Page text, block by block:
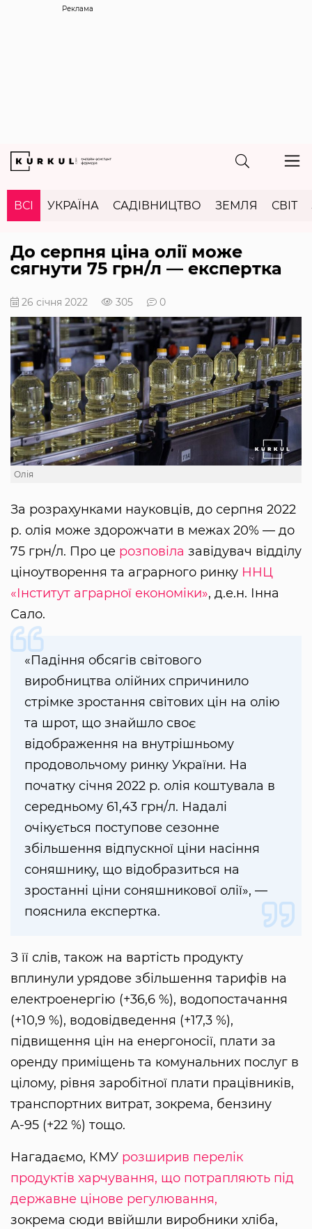
Реклама
ВСІ УКРАЇНА САДІВНИЦТВО ЗЕМЛЯ СВІТ
До серпня ціна олії може
сягнути 75 грн/л — експертка
26 січня 2022 305 0
Олія
За розрахунками науковців, до серпня 2022
р. олія може здорожчати в межах 20% — до
75 грн/л. Про це розповіла завідувач відділу
ціноутворення та аграрного ринку ННЦ
«Інститут аграрної економіки», д.е.н. Інна
Сало.
«Падіння обсягів світового
виробництва олійних спричинило
стрімке зростання світових цін на олію
та шрот, що знайшло своє
відображення на внутрішньому
продовольчому ринку України. На
початку січня 2022 р. олія коштувала в
середньому 61,43 грн/л. Надалі
очікується поступове сезонне
збільшення відпускної ціни насіння
соняшнику, що відобразиться на
зростанні ціни соняшникової олії», —
пояснила експертка.
З її слів, також на вартість продукту
вплинули урядове збільшення тарифів на
електроенергію (+36,6 %), водопостачання
(+10,9 %), водовідведення (+17,3 %),
підвищення цін на енергоносії, плати за
оренду приміщень та комунальних послуг в
цілому, рівня заробітної плати працівників,
транспортних витрат, зокрема, бензину
А-95 (+22 %) тощо.
Нагадаємо, КМУ розширив перелік
продуктів харчування, що потрапляють під
державне цінове регулювання,
зокрема сюди ввійшли виробники хліба,